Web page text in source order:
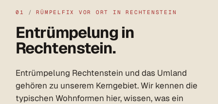
01 / RÜMPELFIX VOR ORT IN RECHTENSTEIN
Entrümpelung in
Rechtenstein.
Entrümpelung Rechtenstein und das Umland
gehören zu unserem Kerngebiet. Wir kennen die
typischen Wohnformen hier, wissen, was ein